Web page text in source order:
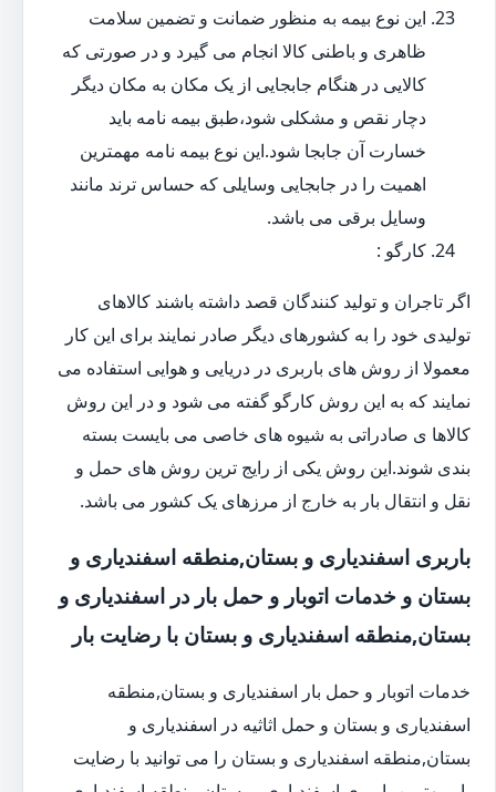
این نوع بیمه به منظور ضمانت و تضمین سلامت
ظاهری و باطنی کالا انجام می گیرد و در صورتی که
کالایی در هنگام جابجایی از یک مکان به مکان دیگر
دچار نقص و مشکلی شود،طبق بیمه نامه باید
خسارت آن جابجا شود.این نوع بیمه نامه مهمترین
اهمیت را در جابجایی وسایلی که حساس ترند مانند
وسایل برقی می باشد.
کارگو :
اگر تاجران و تولید کنندگان قصد داشته باشند کالاهای
تولیدی خود را به کشورهای دیگر صادر نمایند برای این کار
معمولا از روش های باربری در دریایی و هوایی استفاده می
نمایند که به این روش کارگو گفته می شود و در این روش
کالاها ی صادراتی به شیوه های خاصی می بایست بسته
بندی شوند.این روش یکی از رایج ترین روش های حمل و
نقل و انتقال بار به خارج از مرزهای یک کشور می باشد.
باربری اسفندیاری و بستان,منطقه اسفندیاری و
بستان و خدمات اتوبار و حمل بار در اسفندیاری و
بستان,منطقه اسفندیاری و بستان با رضایت بار
خدمات اتوبار و حمل بار اسفندیاری و بستان,منطقه
اسفندیاری و بستان و حمل اثاثیه در اسفندیاری و
بستان,منطقه اسفندیاری و بستان را می توانید با رضایت